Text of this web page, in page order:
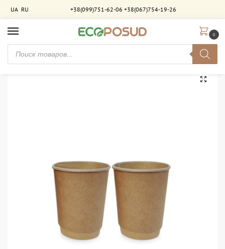
UA RU +38(099)751-62-06 +38(067)754-19-26
0
Главная / Стаканы бумажные Стакан бумажный 185 мл двухслойный Крафт-Крафт. 600 шт/ящ